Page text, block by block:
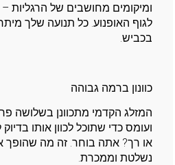
ומיקומים מחושבים של הרגליות
לגוף האופנוע. כל תנועה שלך
בכביש.
כוונון ברמה גבוהה
המזלג הקדמי מתכוונן בשלושה
ועומס כדי שתוכל לכוון אותו
או רך? אתה בוחר. זה מה שהופך
נשלטת וממכרת.